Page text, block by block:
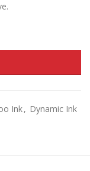
Ink, Dynamic Ink